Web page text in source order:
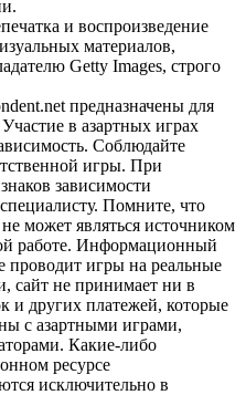
и воспроизведение
материалов,
Getty Images, строго
предназначены для
в азартных играх
Соблюдайте
игры. При
зависимости
Помните, что
может являться источником
работе. Информационный
проводит игры на реальные
сайт не принимает ни в
и других платежей, которые
с азартными играми,
Какие-либо
ресурсе
исключительно в